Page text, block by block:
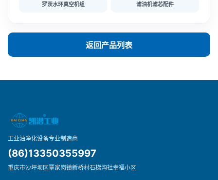
罗茨水环真空机组 滤油机滤芯配件
返回产品列表
工业油净化设备专业制造商
(86)13350355997
重庆市沙坪坝区覃家岗镇新桥村石梯沟社幸福小区